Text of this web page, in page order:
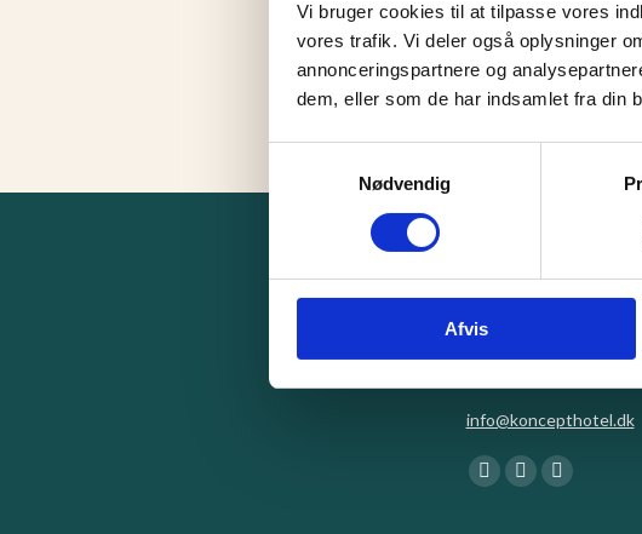
Vi bruger cookies til at tilpasse vores
vores trafik. Vi deler også oplysninger
annonceringspartnere og
dem, eller som de har indsamlet fra din
Nødvendig
Afvis
Familie Værelser m. terasse
august 24, 2023 Leave a
Kontakt
Strandvejen 1, 6840
info@koncepthotel.dk
Find us on:
Facebook
LinkedinInstagram